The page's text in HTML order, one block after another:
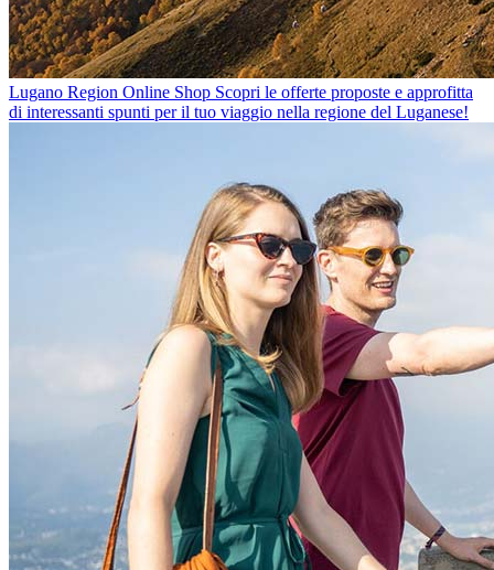
Lugano Region Online Shop Scopri le offerte proposte e approfitta
di interessanti spunti per il tuo viaggio nella regione del Luganese!